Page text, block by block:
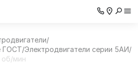
/
ГОСТ/Электродвигатели серии 5АИ/
мин